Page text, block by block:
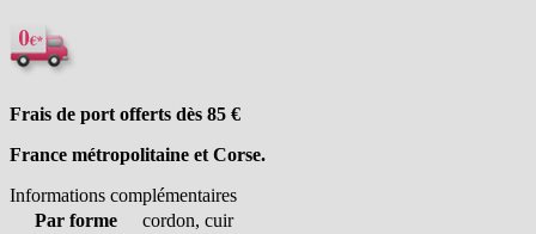
Frais de port offerts dès 85 €
France métropolitaine et Corse.
Informations complémentaires
Par forme
cordon, cuir